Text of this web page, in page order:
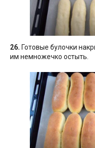
26. Готовые булочки
им немножечко остыть.